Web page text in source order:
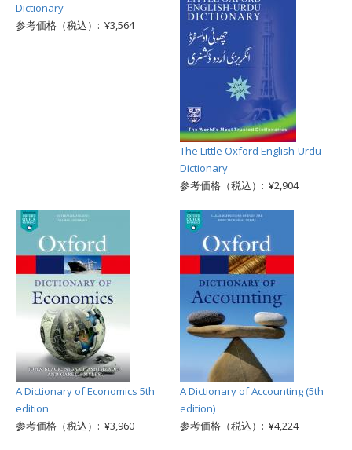
Dictionary
参考価格（税込）: ¥3,564
The Little Oxford English-Urdu
Dictionary
参考価格（税込）: ¥2,904
A Dictionary of Economics 5th
edition
参考価格（税込）: ¥3,960
A Dictionary of Accounting (5th
edition)
参考価格（税込）: ¥4,224